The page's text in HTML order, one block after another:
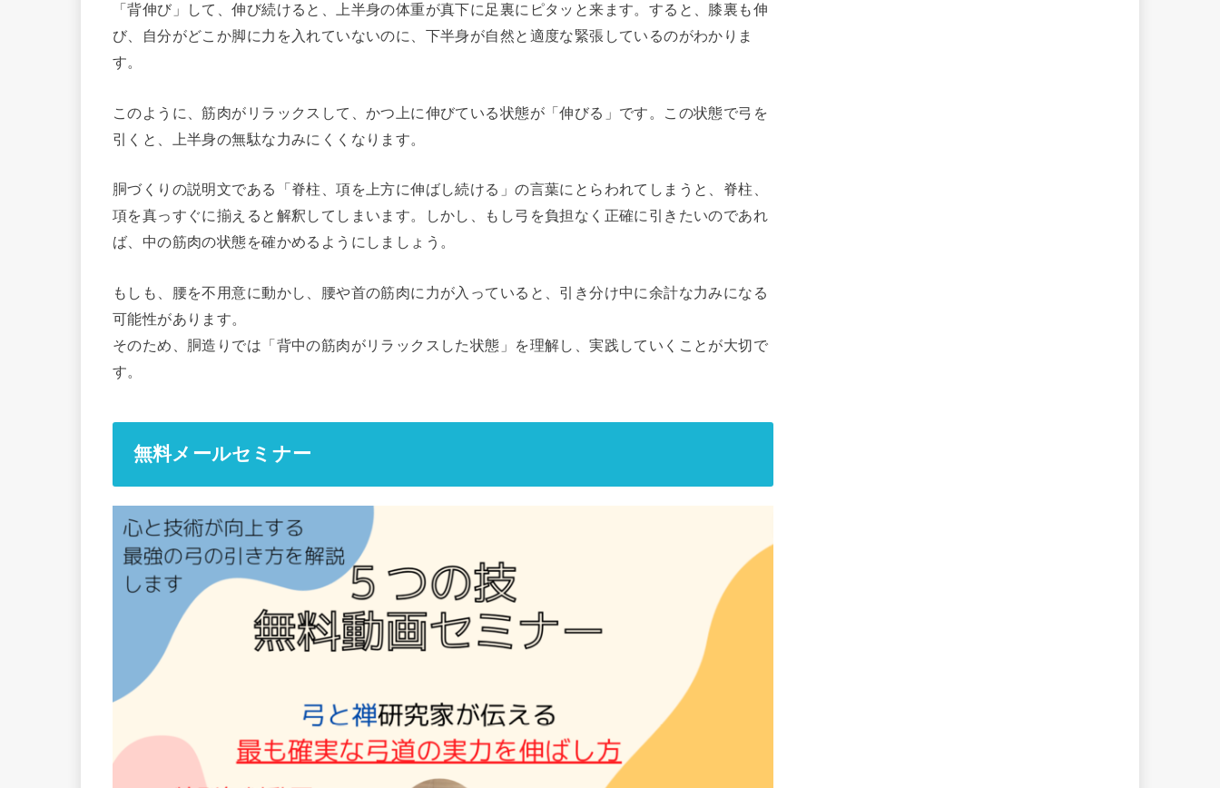
「背伸び」して、伸び続けると、上半身の体重が真下に足裏にピタッと来ます。すると、膝裏も伸
び、自分がどこか脚に力を入れていないのに、下半身が自然と適度な緊張しているのがわかりま
す。
このように、筋肉がリラックスして、かつ上に伸びている状態が「伸びる」です。この状態で弓を
引くと、上半身の無駄な力みにくくなります。
胴づくりの説明文である「脊柱、項を上方に伸ばし続ける」の言葉にとらわれてしまうと、脊柱、
項を真っすぐに揃えると解釈してしまいます。しかし、もし弓を負担なく正確に引きたいのであれ
ば、中の筋肉の状態を確かめるようにしましょう。
もしも、腰を不用意に動かし、腰や首の筋肉に力が入っていると、引き分け中に余計な力みになる
可能性があります。
そのため、胴造りでは「背中の筋肉がリラックスした状態」を理解し、実践していくことが大切で
す。
無料メールセミナー